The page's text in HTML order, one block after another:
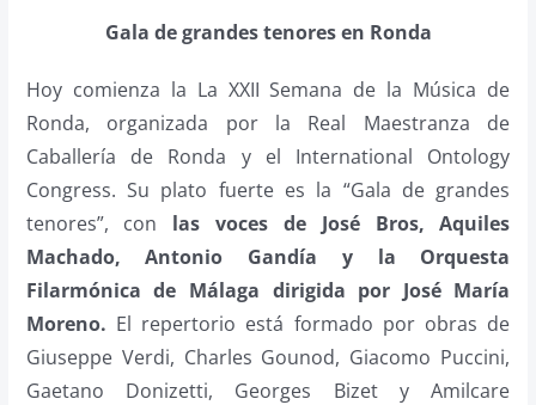
Gala de grandes tenores en Ronda
Hoy comienza la La XXII Semana de la Música de
Ronda, organizada por la Real Maestranza de
Caballería de Ronda y el International Ontology
Congress. Su plato fuerte es la “Gala de grandes
tenores”, con las voces de José Bros, Aquiles
Machado, Antonio Gandía y la Orquesta
Filarmónica de Málaga dirigida por José María
Moreno. El repertorio está formado por obras de
Giuseppe Verdi, Charles Gounod, Giacomo Puccini,
Gaetano Donizetti, Georges Bizet y Amilcare